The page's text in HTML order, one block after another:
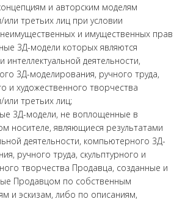
и авторским моделям
или третьих лиц при условии
и имущественных прав
3Д-модели которых являются
интеллектуальной деятельности,
3Д-моделирования, ручного труда,
и художественного творчества
или третьих лиц;
3Д-модели, не воплощенные в
носителе, являющиеся результатами
деятельности, компьютерного 3Д-
ручного труда, скульптурного и
творчества Продавца, созданные и
Продавцом по собственным
и эскизам, либо по описаниям,